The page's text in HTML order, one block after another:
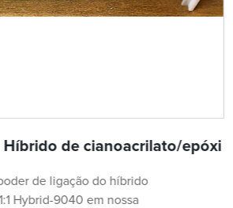
Híbrido de cianoacrilato/epóxi
de ligação do híbrido
Hybrid-9040 em nossa